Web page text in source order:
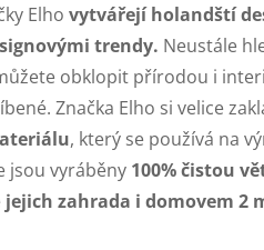
Elho vytvářejí holandští
trendy. Neustále
obklopit přírodou i
Značka Elho si velice
, který se používá na
jsou vyráběny 100% čistou
jejich zahrada i domovem 2